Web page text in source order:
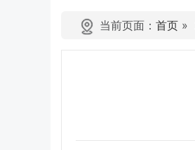
当前页面： 首页 »